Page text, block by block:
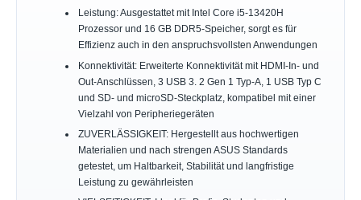
Leistung: Ausgestattet mit Intel Core i5-13420H
Prozessor und 16 GB DDR5-Speicher, sorgt es für
Effizienz auch in den anspruchsvollsten Anwendungen
Konnektivität: Erweiterte Konnektivität mit HDMI-In- und
Out-Anschlüssen, 3 USB 3. 2 Gen 1 Typ-A, 1 USB Typ C
und SD- und microSD-Steckplatz, kompatibel mit einer
Vielzahl von Peripheriegeräten
ZUVERLÄSSIGKEIT: Hergestellt aus hochwertigen
Materialien und nach strengen ASUS Standards
getestet, um Haltbarkeit, Stabilität und langfristige
Leistung zu gewährleisten